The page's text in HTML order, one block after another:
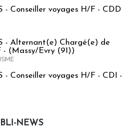
- Conseiller voyages H/F - CDD
- Alternant(e) Chargé(e) de
- (Massy/Evry (91))
- Conseiller voyages H/F - CDI -
NEWS